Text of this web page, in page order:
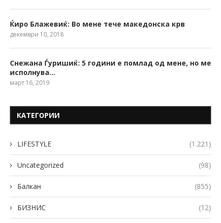
Ќиро Блажевиќ: Во мене тече македонска крв
декември 10, 2018
Снежана Ѓуришиќ: 5 години е помлад од мене, но ме
исполнува…
март 16, 2019
КАТЕГОРИИ
LIFESTYLE (1.221)
Uncategorized (98)
Балкан (855)
БИЗНИС (12)